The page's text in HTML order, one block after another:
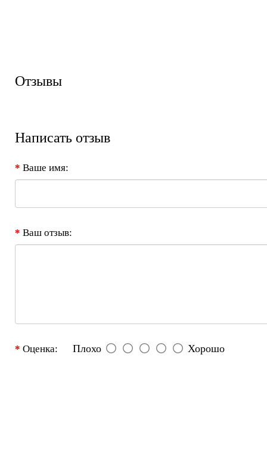
Отзывы
Написать отзыв
Ваше имя:
Ваш отзыв:
Оценка: Плохо Хорошо